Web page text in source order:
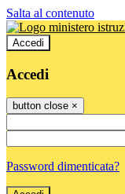
Salta al contenuto
Accedi
Accedi
button close ×
Password dimenticata?